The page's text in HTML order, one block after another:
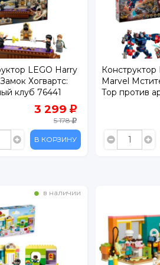
Конструктор LEGO
Marvel Мстители: Финал -
Тор против армии
Читаури 763226 299
В КОРЗИНУ
Кая
в наличии в